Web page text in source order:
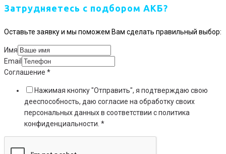
Затрудняетесь с подбором АКБ?
Оставьте заявку и мы поможем Вам сделать правильный выбор:
Имя
Email
Соглашение *
Нажимая кнопку "Отправить", я подтверждаю свою
дееспособность, даю согласие на обработку своих
персональных данных в соответствии с политика
конфиденциальности. *